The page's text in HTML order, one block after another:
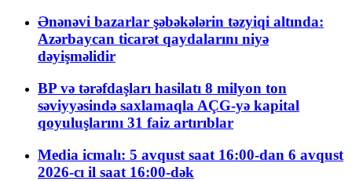
Ənənəvi bazarlar şəbəkələrin təzyiqi altında:
Azərbaycan ticarət qaydalarını niyə
dəyişməlidir
BP və tərəfdaşları hasilatı 8 milyon ton
səviyyəsində saxlamaqla AÇG-yə kapital
qoyuluşlarını 31 faiz artırıblar
Media icmalı: 5 avqust saat 16:00-dan 6 avqust
2026-cı il saat 16:00-dək